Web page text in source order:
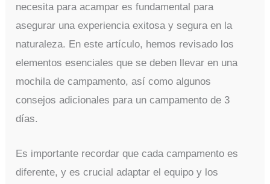
necesita para acampar es fundamental para
asegurar una experiencia exitosa y segura en la
naturaleza. En este artículo, hemos revisado los
elementos esenciales que se deben llevar en una
mochila de campamento, así como algunos
consejos adicionales para un campamento de 3
días.
Es importante recordar que cada campamento es
diferente, y es crucial adaptar el equipo y los